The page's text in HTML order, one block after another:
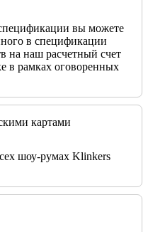
вы можете
в спецификации
на наш расчетный счет
в рамках оговоренных
картами
шоу-румах Klinkers